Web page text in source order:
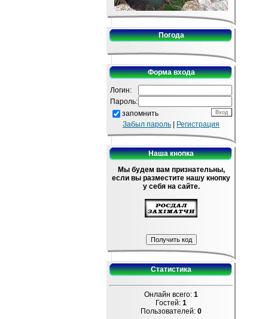
Погода
Форма входа
Логин:
Пароль:
запомнить
Забыл пароль
Регистрация
Наша кнопка
Мы будем вам признательны,
если вы разместите нашу кнопку
у себя на сайте.
Статистика
Онлайн всего: 1
Гостей: 1
Пользователей: 0